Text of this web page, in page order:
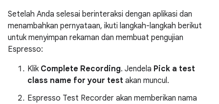
Setelah Anda selesai berinteraksi dengan aplikasi dan
menambahkan pernyataan, ikuti langkah-langkah berikut
untuk menyimpan rekaman dan membuat pengujian
Espresso:
Klik Complete Recording. Jendela Pick a test
class name for your test akan muncul.
Espresso Test Recorder akan memberikan nama